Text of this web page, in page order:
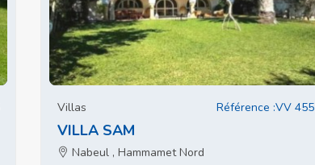
Villas Référence :VV 455
VILLA SAM
Nabeul , Hammamet Nord